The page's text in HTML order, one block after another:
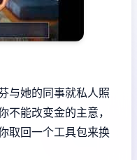
与她的同事就私人照
不能改变金的主意，
取回一个工具包来换